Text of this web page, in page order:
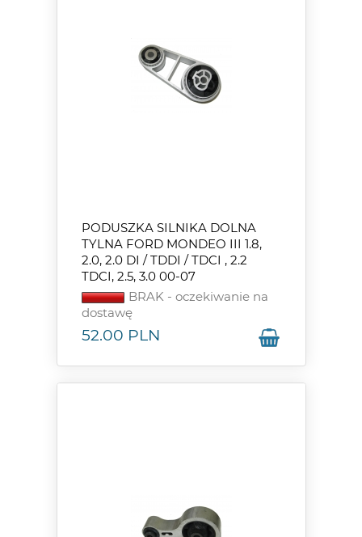
PODUSZKA SILNIKA DOLNA
TYLNA FORD MONDEO III 1.8,
2.0, 2.0 DI / TDDI / TDCI , 2.2
TDCI, 2.5, 3.0 00-07
BRAK - oczekiwanie na
dostawę
52.00 PLN